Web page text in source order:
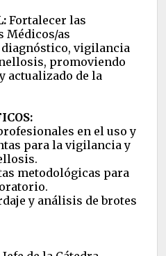
Fortalecer las
Médicos/as
vigilancia
promoviendo
actualizado de la
en el uso y
para la vigilancia y
metodológicas para
y análisis de brotes